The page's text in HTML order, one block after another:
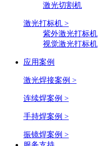
激光切割机
激光打标机 >
紫外激光打标机
视觉激光打标机
应用案例
激光焊接案例 >
连续焊案例 >
手持焊案例 >
振镜焊案例 >